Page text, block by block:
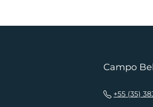
Campo
+55 (35)